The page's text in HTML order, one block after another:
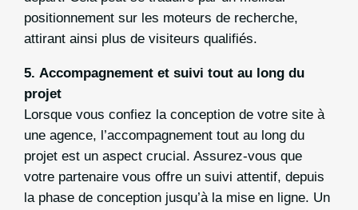
positionnement sur les moteurs de recherche,
attirant ainsi plus de visiteurs qualifiés.
5. Accompagnement et suivi tout au long du
projet
Lorsque vous confiez la conception de votre site à
une agence, l’accompagnement tout au long du
projet est un aspect crucial. Assurez-vous que
votre partenaire vous offre un suivi attentif, depuis
la phase de conception jusqu’à la mise en ligne. Un